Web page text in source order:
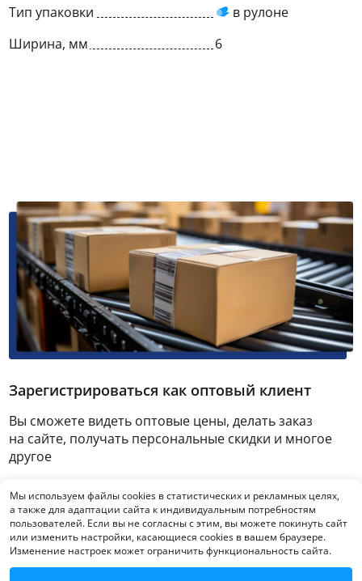
Тип упаковки
в рулоне
Ширина, мм
6
Зарегистрироваться как оптовый клиент
Вы сможете видеть оптовые цены, делать заказ
на сайте, получать персональные скидки и многое
другое
Зарегистрироваться
Мы используем файлы cookies в статистических и рекламных целях,
а также для адаптации сайта к индивидуальным потребностям
пользователей. Если вы не согласны с этим, вы можете покинуть сайт
или изменить настройки, касающиеся cookies в вашем браузере.
Изменение настроек может ограничить функциональность сайта.